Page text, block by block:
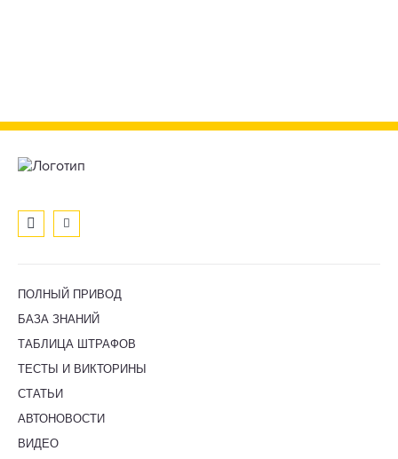
ПОЛНЫЙ ПРИВОД
БАЗА ЗНАНИЙ
ТАБЛИЦА ШТРАФОВ
ТЕСТЫ И ВИКТОРИНЫ
СТАТЬИ
АВТОНОВОСТИ
ВИДЕО